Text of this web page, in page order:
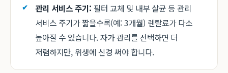
관리 서비스 주기: 필터 교체 및 내부 살균 등 관리
서비스 주기가 짧을수록(예: 3개월) 렌탈료가 다소
높아질 수 있습니다. 자가 관리를 선택하면 더
저렴하지만, 위생에 신경 써야 합니다.